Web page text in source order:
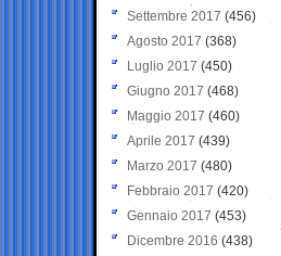
Settembre 2017 (456)
Agosto 2017 (368)
Luglio 2017 (450)
Giugno 2017 (468)
Maggio 2017 (460)
Aprile 2017 (439)
Marzo 2017 (480)
Febbraio 2017 (420)
Gennaio 2017 (453)
Dicembre 2016 (438)